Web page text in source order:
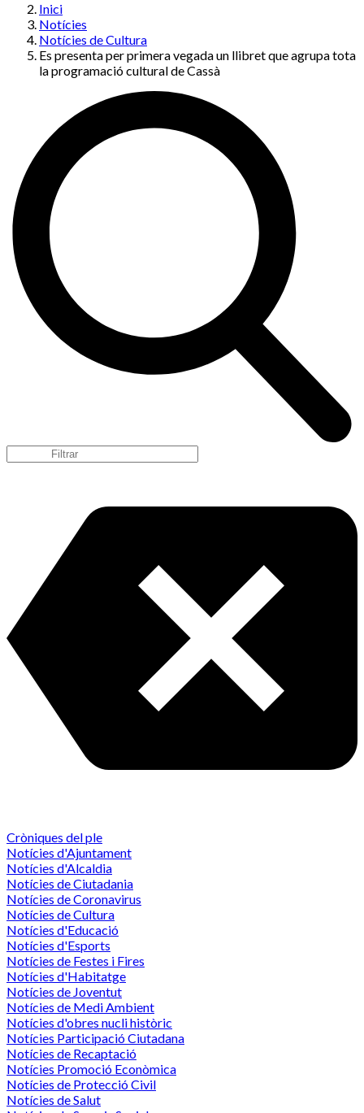
Inici
Notícies
Notícies de Cultura
Es presenta per primera vegada un llibret que agrupa tota
la programació cultural de Cassà
Cròniques del ple
Notícies d'Ajuntament
Notícies d'Alcaldia
Notícies de Ciutadania
Notícies de Coronavirus
Notícies de Cultura
Notícies d'Educació
Notícies d'Esports
Notícies de Festes i Fires
Notícies d'Habitatge
Notícies de Joventut
Notícies de Medi Ambient
Notícies d'obres nucli històric
Notícies Participació Ciutadana
Notícies de Recaptació
Notícies Promoció Econòmica
Notícies de Protecció Civil
Notícies de Salut